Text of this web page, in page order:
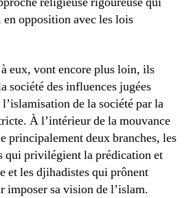
en opposition avec les lois
eux, vont encore plus loin, ils
société des influences jugées
de la société par la
À l’intérieur de la mouvance
principalement deux branches, les
qui privilégient la prédication et
et les djihadistes qui prônent
imposer sa vision de l’islam.